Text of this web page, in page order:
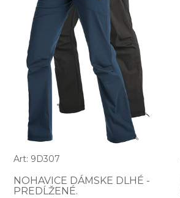
Art: 9D307
NOHAVICE DÁMSKE DLHÉ -
PREDĹŽENÉ.